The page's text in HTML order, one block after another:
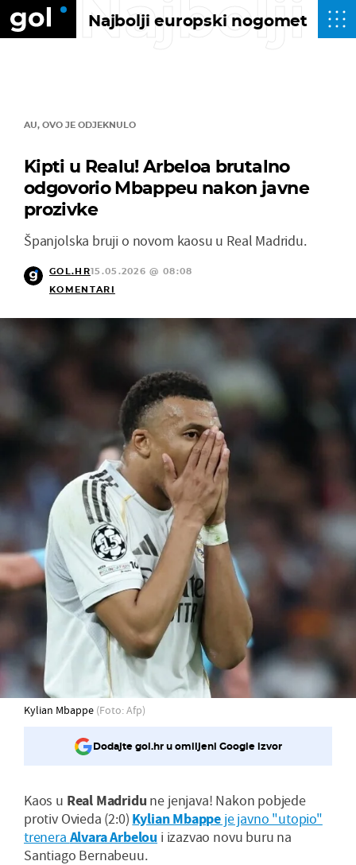
Najbolji europski nogomet
Najbolji
AU, OVO JE ODJEKNULO
Kipti u Realu! Arbeloa brutalno
odgovorio Mbappeu nakon javne
prozivke
Španjolska bruji o novom kaosu u Real Madridu.
GOL.HR15.05.2026 @ 08:08
KOMENTARI
Kylian Mbappe (Foto: Afp)
Dodajte gol.hr u omiljeni Google izvor
Kaos u Real Madridu ne jenjava! Nakon pobjede
protiv Ovieda (2:0) Kylian Mbappe je javno "utopio"
trenera Alvara Arbelou i izazvao novu buru na
Santiago Bernabeuu.